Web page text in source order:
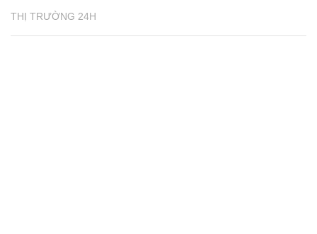
THỊ TRƯỜNG 24H